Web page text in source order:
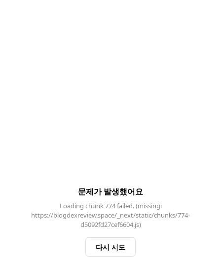
문제가 발생했어요
Loading chunk 774 failed. (missing:
https://blogdexreview.space/_next/static/chunks/774-
d5092fd27cef6604.js)
다시 시도